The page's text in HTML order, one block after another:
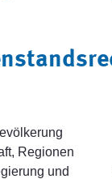
Regionen
und